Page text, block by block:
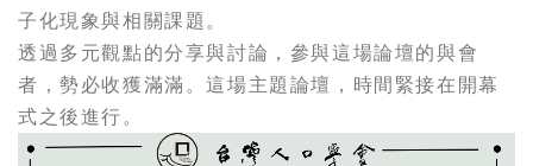
子化現象與相關課題。
透過多元觀點的分享與討論，參與這場論壇的與會
者，勢必收獲滿滿。這場主題論壇，時間緊接在開幕
式之後進行。